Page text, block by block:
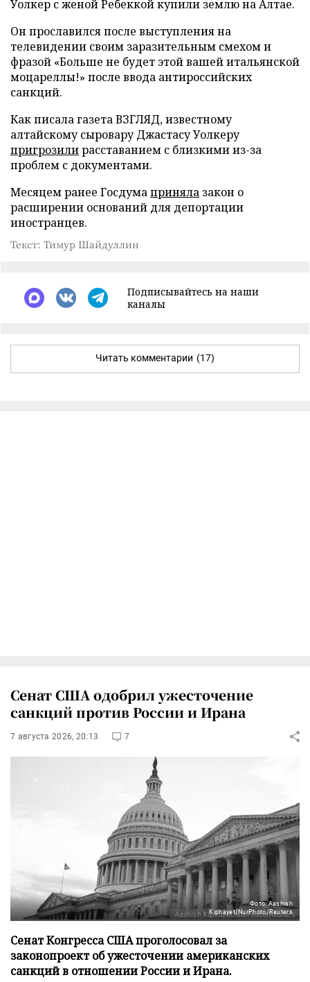
Уолкер с женой Ребеккой купили землю на Алтае.
Он прославился после выступления на
телевидении своим заразительным смехом и
фразой «Больше не будет этой вашей итальянской
моцареллы!» после ввода антироссийских
санкций.
Как писала газета ВЗГЛЯД, известному
алтайскому сыровару Джастасу Уолкеру
пригрозилирасставанием с близкими из-за
проблем с документами.
Месяцем ранее Госдумаприняла закон о
расширении оснований для депортации
иностранцев.
Текст: Тимур Шайдуллин
Подписывайтесь на наши
каналы
Читать комментарии (17)
Сенат США одобрил ужесточение
санкций против России и Ирана
7 августа 2026, 20:13 7
Фото: Aashish
Kiphayet/NurPhoto/Reuters
Сенат Конгресса США проголосовал за
законопроект об ужесточении американских
санкций в отношении России и Ирана.